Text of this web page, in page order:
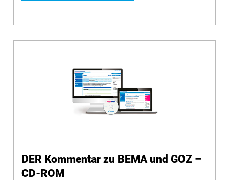
DER Kommentar zu BEMA und GOZ –
CD-ROM